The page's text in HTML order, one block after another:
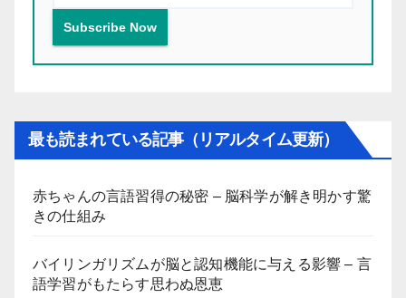
最も読まれている記事（リアルタイム更新）
赤ちゃんの言語習得の秘密 – 脳科学が解き明かす驚
きの仕組み
バイリンガリズムが脳と認知機能に与える影響 – 言
語学習がもたらす思わぬ恩恵